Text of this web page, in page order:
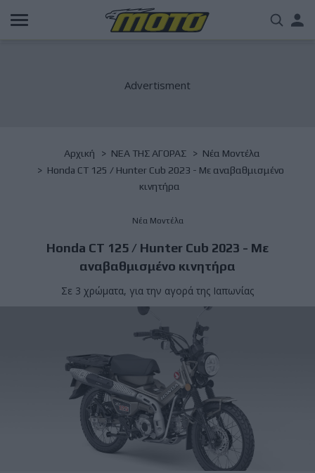
Παράκαμψη
προς
Breadcrumb
Αρχική NΕΑ ΤΗΣ ΑΓΟΡΑΣ
Νέα Μοντέλα
Honda CT 125 / Hunter Cub 2023 - Mε αναβαθμισμένο
κινητήρα
Νέα Μοντέλα
Honda CT 125 / Hunter Cub 2023 - Mε
αναβαθμισμένο κινητήρα
Σε 3 χρώματα, για την αγορά της Ιαπωνίας